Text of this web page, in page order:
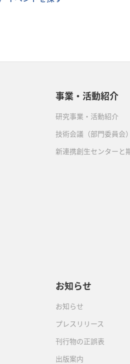
事業・活動紹介
研究事業・活動紹介
技術会議（部門委員会）
新連携創生センターと
お知らせ
お知らせ
プレスリリース
刊行物の正誤表
出版案内